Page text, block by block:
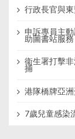
行政長官與
申訴專員主
助圖書站服務
衞生署打擊
捕
港隊橋牌亞
7歲兒童感染